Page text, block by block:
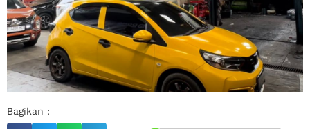
Bagikan :